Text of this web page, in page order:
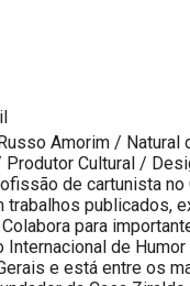
Amorim / Natural
Produtor Cultural /
de cartunista
trabalhos publicados,
para
Internacional de Humor
e está entre os